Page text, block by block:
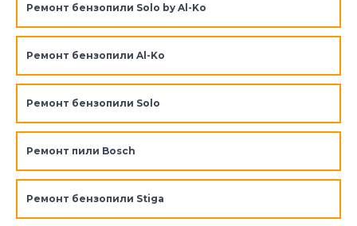
Ремонт бензопили Solo by Al-Ko
Ремонт бензопили Al-Ko
Ремонт бензопили Solo
Ремонт пили Bosch
Ремонт бензопили Stiga